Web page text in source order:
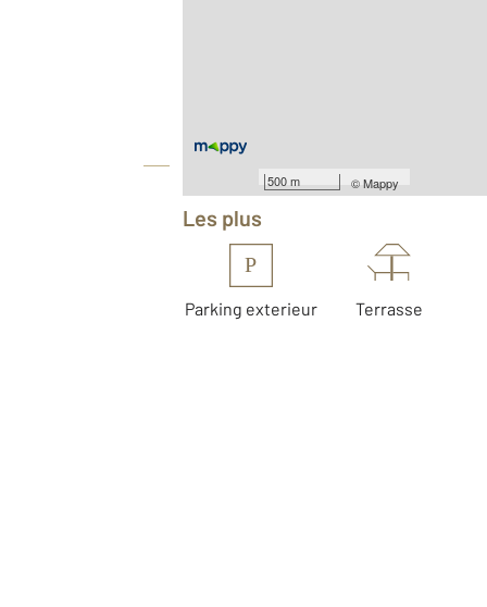
500 m ©Mappy
Les plus
P
Parking exterieur Terrasse